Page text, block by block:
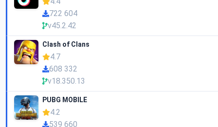
722 604
v45.2.42
Clash of Clans
4.7
608 332
v18.350.13
PUBG MOBILE
4.2
539 660